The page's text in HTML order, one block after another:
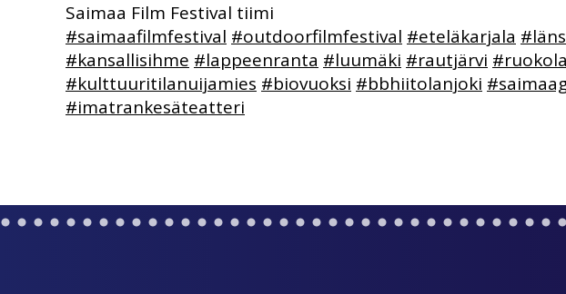
Saimaa Film Festival tiimi
#saimaafilmfestival #outdoorfilmfestival #eteläkarjala
#kansallisihme #lappeenranta #luumäki #rautjärvi
#kulttuuritilanuijamies #biovuoksi #bbhiitolanjoki
#imatrankesäteatteri